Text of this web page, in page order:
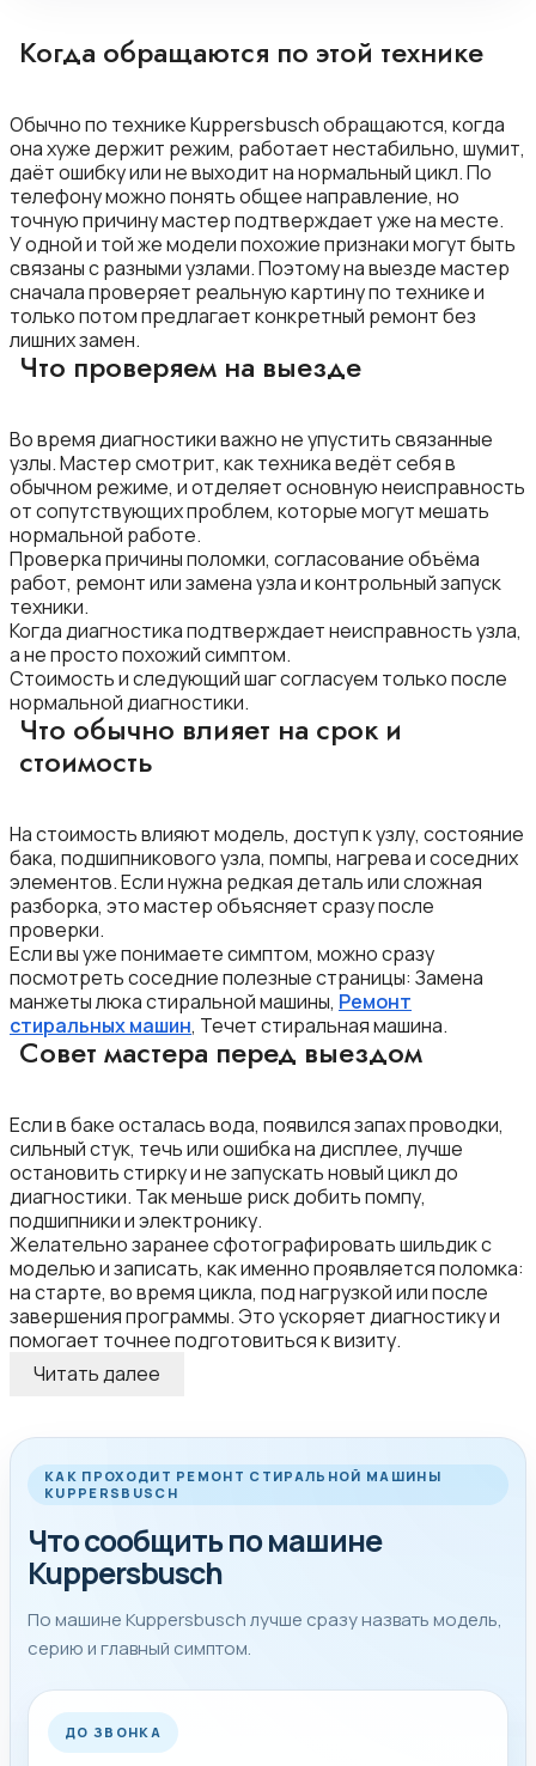
Когда обращаются по этой технике
Обычно по технике Kuppersbusch обращаются, когда
она хуже держит режим, работает нестабильно, шумит,
даёт ошибку или не выходит на нормальный цикл. По
телефону можно понять общее направление, но
точную причину мастер подтверждает уже на месте.
У одной и той же модели похожие признаки могут быть
связаны с разными узлами. Поэтому на выезде мастер
сначала проверяет реальную картину по технике и
только потом предлагает конкретный ремонт без
лишних замен.
Что проверяем на выезде
Во время диагностики важно не упустить связанные
узлы. Мастер смотрит, как техника ведёт себя в
обычном режиме, и отделяет основную неисправность
от сопутствующих проблем, которые могут мешать
нормальной работе.
Проверка причины поломки, согласование объёма
работ, ремонт или замена узла и контрольный запуск
техники.
Когда диагностика подтверждает неисправность узла,
а не просто похожий симптом.
Стоимость и следующий шаг согласуем только после
нормальной диагностики.
Что обычно влияет на срок и
стоимость
На стоимость влияют модель, доступ к узлу, состояние
бака, подшипникового узла, помпы, нагрева и соседних
элементов. Если нужна редкая деталь или сложная
разборка, это мастер объясняет сразу после
проверки.
Если вы уже понимаете симптом, можно сразу
посмотреть соседние полезные страницы: Замена
манжеты люка стиральной машины, Ремонт
стиральных машин, Течет стиральная машина.
Совет мастера перед выездом
Если в баке осталась вода, появился запах проводки,
сильный стук, течь или ошибка на дисплее, лучше
остановить стирку и не запускать новый цикл до
диагностики. Так меньше риск добить помпу,
подшипники и электронику.
Желательно заранее сфотографировать шильдик с
моделью и записать, как именно проявляется поломка:
на старте, во время цикла, под нагрузкой или после
завершения программы. Это ускоряет диагностику и
помогает точнее подготовиться к визиту.
Читать далее
КАК ПРОХОДИТ РЕМОНТ СТИРАЛЬНОЙ МАШИНЫ
KUPPERSBUSCH
Что сообщить по машине
Kuppersbusch
По машине Kuppersbusch лучше сразу назвать модель,
серию и главный симптом.
ДО ЗВОНКА